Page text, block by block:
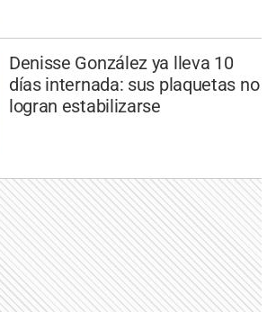
Denisse González ya lleva 10
días internada: sus plaquetas no
logran estabilizarse